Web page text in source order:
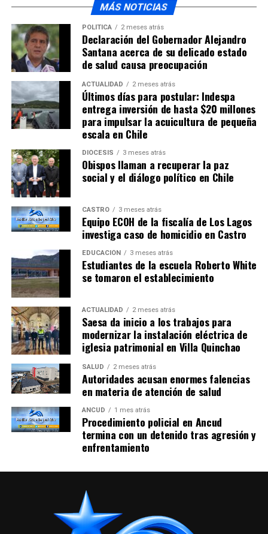
MÁS NOTICIAS
POLÍTICA 2 meses atrás
Declaración del Gobernador Alejandro
Santana acerca de su delicado estado
de salud causa preocupación
ACTUALIDAD 2 meses atrás
Últimos días para postular: Indespa
entrega inversión de hasta $20 millones
para impulsar la acuicultura de pequeña
escala en Chile
DIÓCESIS 3 meses atrás
Obispos llaman a recuperar la paz
social y el diálogo político en Chile
CASTRO 3 meses atrás
Equipo ECOH de la fiscalía de Los Lagos
investiga caso de homicidio en Castro
EDUCACIÓN 3 meses atrás
Estudiantes de la escuela Roberto White
se tomaron el establecimiento
ACTUALIDAD 2 meses atrás
Saesa da inicio a los trabajos para
modernizar la instalación eléctrica de
iglesia patrimonial en Villa Quinchao
SALUD 2 meses atrás
Autoridades acusan enormes falencias
en materia de atención de salud
ANCUD 1 mes atrás
Procedimiento policial en Ancud
termina con un detenido tras agresión y
enfrentamiento